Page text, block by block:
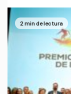
2 min de lectura